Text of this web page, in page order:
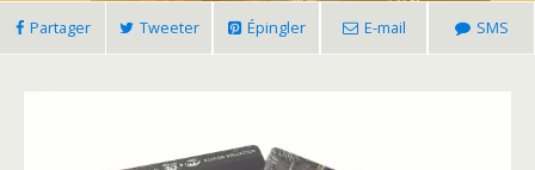
Partager Tweeter Épingler E-mail SMS